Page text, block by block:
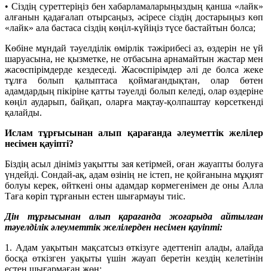
• Сіздің суреттеріңіз бен хабарламаларыңыздың қанша «лайк»
алғанын қадағалап отырсаңыз, әсіресе сіздің достарыңыз көп
«лайк» ала бастаса сіздің көңіл-күйіңіз түсе бастайтын болса;
Көбіне мұндай тәуелділік өмірлік тәжірибесі аз, өздерін не үй
шаруасына, не қызметке, не отбасына арнамайтын жастар мен
жасөспірімдерде кездеседі. Жасөспірімдер әлі де болса жеке
тұлға болып қалыптаса қоймағандықтан, олар бөтен
адамдардың пікіріне қатты тәуелді болып келеді, олар өздеріне
көңіл аударып, байқап, оларға мақтау-қолпаштау көрсеткенді
қалайды.
Ислам тұрғысынан алып қарағанда әлеуметтік желілер
несімен қауіпті?
Біздің асыл дініміз уақытты зая кетірмей, оған жауапты болуға
үндейді. Сондай-ақ, адам өзінің не істеп, не қойғанына мұқият
болуы керек, өйткені оны адамдар көрмегенімен де оны Алла
Таға көріп тұрғанын естен шығармауы тиіс.
Дін тұрғысынан алып қарағанда жоғарыда айтылған
тәуелділік әлеуметтік желілерден несімен қауіпті:
1. Адам уақытын мақсатсыз өткізуге әдеттеніп алады, алайда
босқа өткізген уақыты үшін жауап беретін кездің келетінін
естен шығармаған жөн: